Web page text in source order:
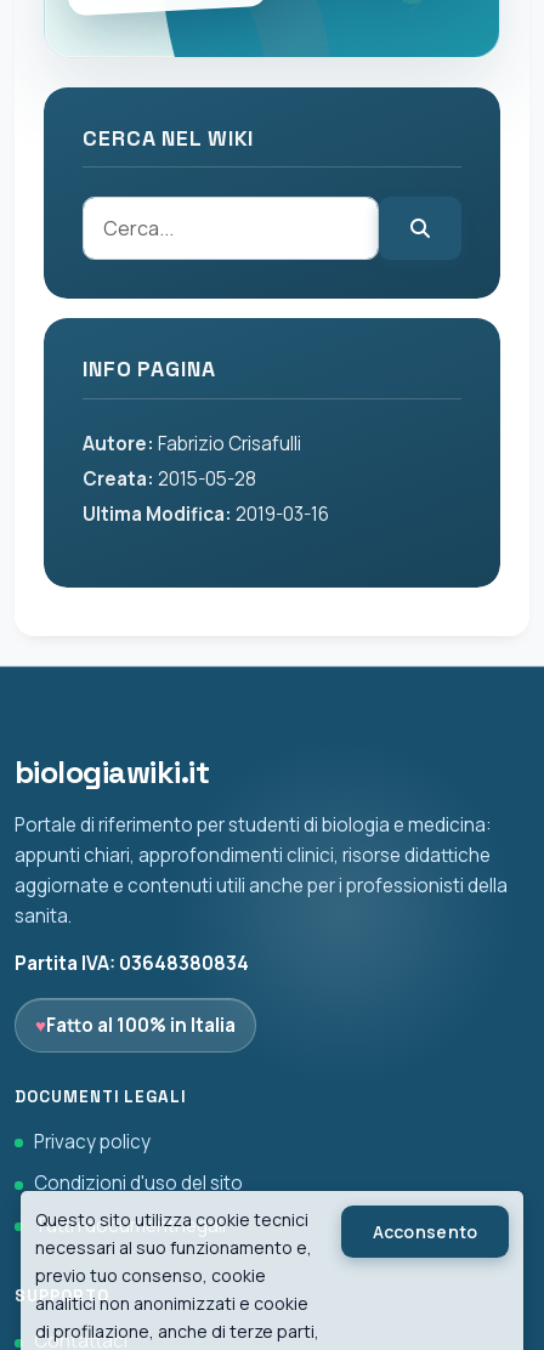
CERCA NEL WIKI
INFO PAGINA
Autore: Fabrizio Crisafulli
Creata: 2015-05-28
Ultima Modifica: 2019-03-16
biologiawiki.it
Portale di riferimento per studenti di biologia e medicina:
appunti chiari, approfondimenti clinici, risorse didattiche
aggiornate e contenuti utili anche per i professionisti della
sanita.
Partita IVA: 03648380834
♥Fatto al 100% in Italia
DOCUMENTI LEGALI
Privacy policy
Condizioni d'uso del sito
Tutti i documenti legali
SUPPORTO
Contattaci
Questo sito utilizza cookie tecnici
necessari al suo funzionamento e,
previo tuo consenso, cookie
analitici non anonimizzati e cookie
di profilazione, anche di terze parti,
Acconsento